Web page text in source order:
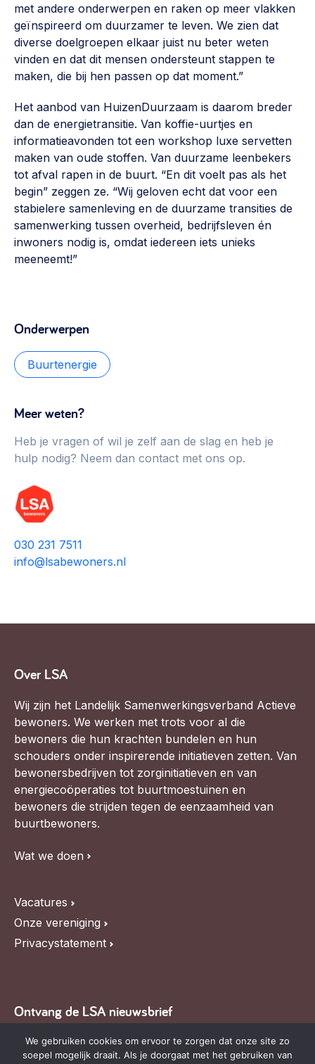
met andere onderwerpen en raken op meer vlakken
geïnspireerd om duurzamer te leven. We zien dat
diverse doelgroepen elkaar juist nu beter weten
vinden en dat dit mensen ondersteunt stappen te
maken, die bij hen passen op dat moment.”
Het aanbod van HuizenDuurzaam is daarom breder
dan de energietransitie. Van koffie-uurtjes en
informatieavonden tot een workshop luxe servetten
maken van oude stoffen. Van duurzame leenbekers
tot afval rapen in de buurt. “En dit voelt pas als het
begin” zeggen ze. “Wij geloven echt dat voor een
stabielere samenleving en de duurzame transities de
samenwerking tussen overheid, bedrijfsleven én
inwoners nodig is, omdat iedereen iets unieks
meeneemt!”
Onderwerpen
Buurtenergie
Meer weten?
Heb je vragen of wil je zelf aan de slag en heb je
hulp nodig? Neem dan contact met ons op.
030 231 7511
info@lsabewoners.nl
Over LSA
Wij zijn het Landelijk Samenwerkingsverband Actieve
bewoners. We werken met trots voor al die
bewoners die hun krachten bundelen en hun
schouders onder inspirerende initiatieven zetten. Van
bewonersbedrijven tot zorginitiatieven en van
energiecoöperaties tot buurtmoestuinen en
bewoners die strijden tegen de eenzaamheid van
buurtbewoners.
Wat we doen
Vacatures
Onze vereniging
Privacystatement
Ontvang de LSA nieuwsbrief
Blijf op de hoogte van LSA nieuws, de agenda en
relevante ontwikkelingen,schrijf je in voor onze
We gebruiken cookies om ervoor te zorgen dat onze site zo
soepel mogelijk draait. Als je doorgaat met het gebruiken van